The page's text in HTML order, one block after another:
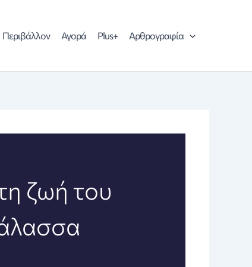
Περιβάλλον Αγορά Plus+ Αρθρογραφία
ζωή του